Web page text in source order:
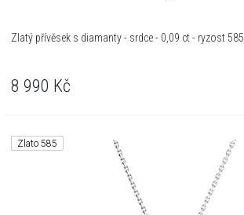
Zlatý přívěsek s diamanty - srdce - 0,09 ct - ryzost 585
8 990 Kč
Zlato 585